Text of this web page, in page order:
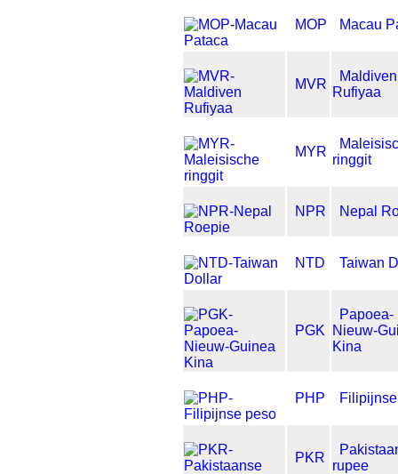
MOP Macau
MVR
Maldiven
Rufiyaa
MYR
ringgit
NPR Nepal
NTD Taiwan
PGK
Papoea-
Nieuw-
Kina
PHP
PKR
rupee